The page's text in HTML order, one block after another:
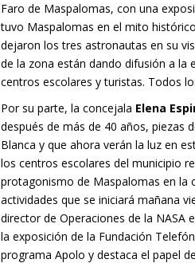
Faro de Maspalomas, con una
tuvo Maspalomas en el mito
dejaron los tres astronautas en su
de la zona están dando difusión a la
centros escolares y turistas. Todos
Por su parte, la concejala Elena
después de más de 40 años, piezas
Blanca y que ahora verán la luz en
los centros escolares del municipio
protagonismo de Maspalomas en la
actividades que se iniciará mañana
director de Operaciones de la NASA
la exposición de la Fundación
programa Apolo y destaca el papel